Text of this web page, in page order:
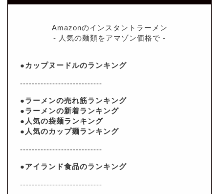
Amazonのインスタントラーメン
- 人気の麺類をアマゾン価格で -
●カップヌードルのランキング
----------------------------
●ラーメンの売れ筋ランキング
●ラーメンの新着ランキング
●人気の袋麺ランキング
●人気のカップ麺ランキング
----------------------------
●アイランド食品のランキング
----------------------------